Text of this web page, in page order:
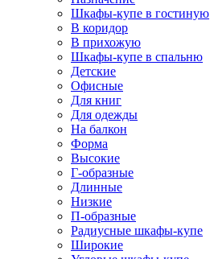
Шкафы-купе в гостиную
В коридор
В прихожую
Шкафы-купе в спальню
Детские
Офисные
Для книг
Для одежды
На балкон
Форма
Высокие
Г-образные
Длинные
Низкие
П-образные
Радиусные шкафы-купе
Широкие